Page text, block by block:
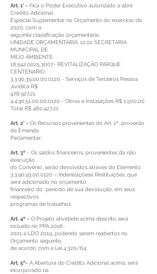
Art. 1° - Fica o Poder Executivo autorizado a abrir
Crédito Adicional
Especial Suplementar no Orçamento do exercício de
2020, com a
seguinte classificação orçamentária:
UNIDADE ORÇAMENTÁRIA: 12.02 SECRETARIA
MUNICIPAL DE
MEIO AMBIENTE
18.542.0025.3007- REVITALIZAÇÃO PARQUE
CENTENÁRIO
3.3.90.39.00.00.0120 - Serviços de Terceiros Pessoa
Jurídica R$
478.927,21
4.4.90.51.00.00.0120 - Obras e Instalações R$ 1.500,00
Total R$ 480.427,21
Art. 2° - Os Recursos provenientes do Art. 1º, proverão
de Emenda
Parlamentar;
Art. 3º - Os saldos financeiros, provenientes da não
execução
do Convênio, serão devolvidos através do Elemento:
3.3.90.93.00.0120 – Indenizaçõese Restituições, que
será adicionado no orçamento
financeiro do período de sua devolução, em seus
respectivos
programas de trabalhos.
Art. 4º - O Projeto atividade acima descrito será
incluído no PPA 2018-
2021 e LDO 2019, podendo serem reabertos no
Orçamento seguinte,
de acordo com a Lei 4.320/64.
Art. 5º- A Abertura do Crédito Adicional acima, será
incorporado na